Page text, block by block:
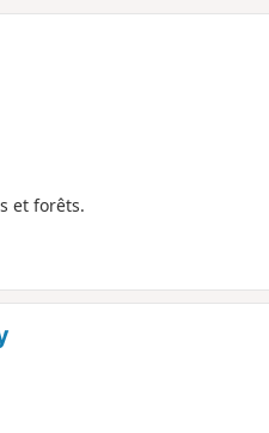
et forêts.